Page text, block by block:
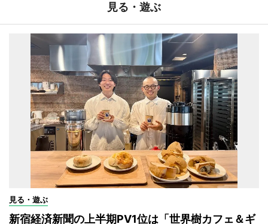
見る・遊ぶ
見る・遊ぶ
新宿経済新聞の上半期PV1位は「世界樹カフェ＆ギ